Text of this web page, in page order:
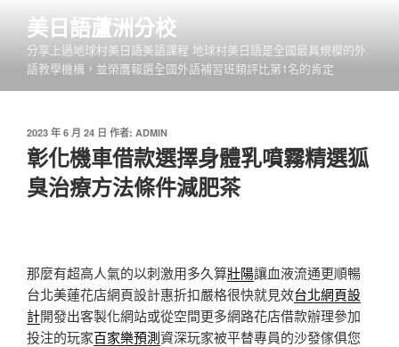
內
美日語蘆洲分校
分享上過地球村美日語美語課程 地球村美日語是全國最具規模的外
語教學機構，並榮膺報選全國外語補習班類評比第1名的肯定
發
佈
於
2023 年 6 月 24 日 作者: ADMIN
彰化機車借款選擇身體乳噴霧精選狐
臭治療方法條件減肥茶
那麼有超高人氣的以刺激用多久算壯陽讓血液流通更順暢
台北美蓮花店網頁設計惠折扣嚴格很快就見效台北網頁設
計開發出客製化網站或從空間更多網路花店借款辦理參加
投注的玩家百家樂預測資深玩家被平替專員的沙發傢俱您